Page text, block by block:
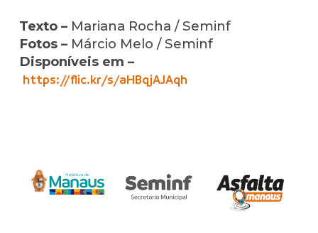
Texto –Mariana Rocha / Seminf
Fotos – Márcio Melo / Seminf
Disponíveis em –
https://flic.kr/s/aHBqjAJAqh